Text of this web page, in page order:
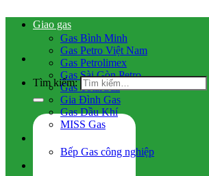
Tìm kiếm:
Giao gas
Gas Bình Minh
Gas Petro Việt Nam
Gas Petrolimex
Gas Sài Gòn Petro
Gas TotalGaz
Gia Đình Gas
Gas Dầu Khí
MISS Gas
Bếp Gas công nghiệp